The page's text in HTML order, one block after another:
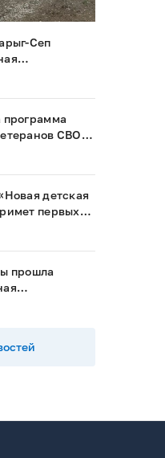
Сеп
программа
СВО и
детская
первых
прошла